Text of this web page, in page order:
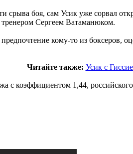
срыва боя, сам Усик уже сорвал
тренером Сергеем Ватаманюком.
кому-то из
Читайте также: Усик с
с коэффициентом 1,44,